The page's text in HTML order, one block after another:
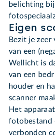
belichting
Eigen
Bezit je
van een
Wellicht is
van een
houder en
scanner
Het
fotobestand
verbonden